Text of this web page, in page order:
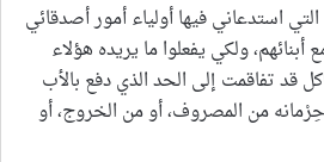
استدعاني فيها أولياء أمور أصدقائي
ولكي يفعلوا ما يريده هؤلاء
قد تفاقمت إلى الحد الذي دفع بالأب
من المصروف، أو من الخروج، أو